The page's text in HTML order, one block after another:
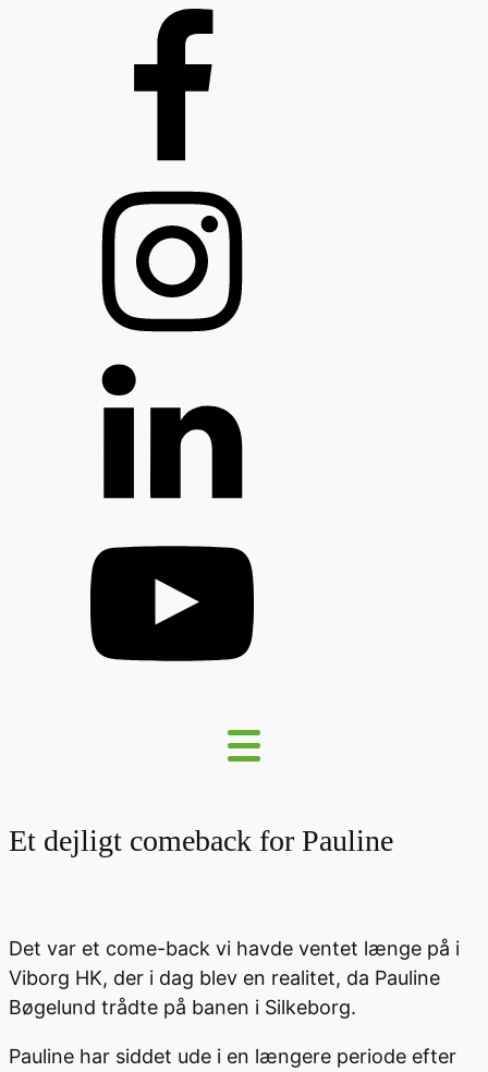
Et dejligt comeback for Pauline
Det var et come-back vi havde ventet længe på i
Viborg HK, der i dag blev en realitet, da Pauline
Bøgelund trådte på banen i Silkeborg.
Pauline har siddet ude i en længere periode efter